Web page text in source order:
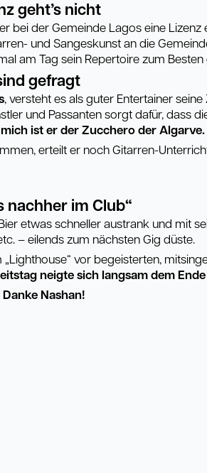
geht’s nicht
bei der Gemeinde Lagos eine Lizenz
und Sangeskunst an die
am Tag sein Repertoire zum Besten
gefragt
, versteht es als guter Entertainer
und Passanten sorgt dafür, dass
ist er der Zucchero der Algarve.
erteilt er noch Gitarren-
nachher im Club“
etwas schneller austrank und mit
– eilends zum nächsten Gig düste.
vor begeisterten,
neigte sich langsam dem
Danke Nashan!